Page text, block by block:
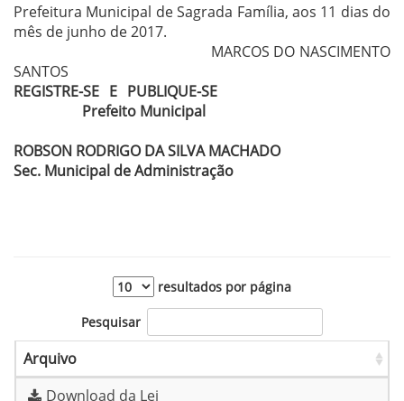
Prefeitura Municipal de Sagrada Família, aos 11 dias do
mês de junho de 2017.
MARCOS DO NASCIMENTO
SANTOS
REGISTRE-SE E PUBLIQUE-SE
Prefeito Municipal
ROBSON RODRIGO DA SILVA MACHADO
Sec. Municipal de Administração
resultados por página
Pesquisar
Arquivo
Download da Lei